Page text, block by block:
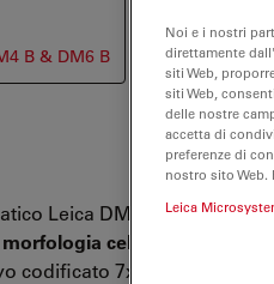
B & DM6 B
Leica DM5000 B per
cellulare
codificato 7x, Z-focus
Noi e i nostri
direttamente
siti Web,
siti Web,
delle nostre
accetta di
preferenze di
nostro sito
Leica